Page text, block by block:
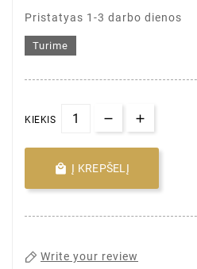
Pristatyas 1-3 darbo dienos
Turime
KIEKIS
 Į KREPŠELĮ
Write your review